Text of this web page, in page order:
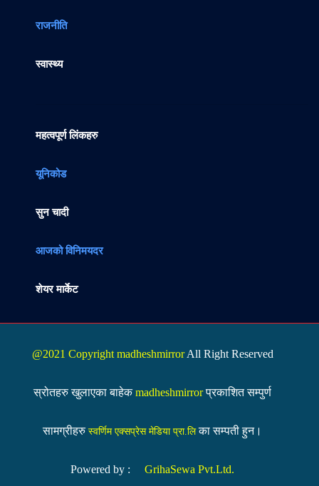
राजनीति
स्वास्थ्य
महत्वपूर्ण लिंकहरु
यूनिकोड
सुन चादी
आजको विनिमयदर
शेयर मार्केट
@2021 Copyright madheshmirrorAll Right Reserved
स्रोतहरु खुलाएका बाहेक madheshmirror प्रकाशित सम्पुर्ण
सामग्रीहरु स्वर्णिम एक्सप्रेस मेडिया प्रा.लिका सम्पती हुन।
Powered by : GrihaSewa Pvt.Ltd.